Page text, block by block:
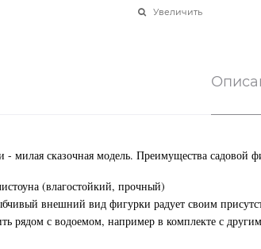
Увеличить
- милая сказочная модель. Преимущества садовой
(влагостойкий, прочный)
внешний вид фигурки радует своим
рядом с водоемом, например в комплекте с